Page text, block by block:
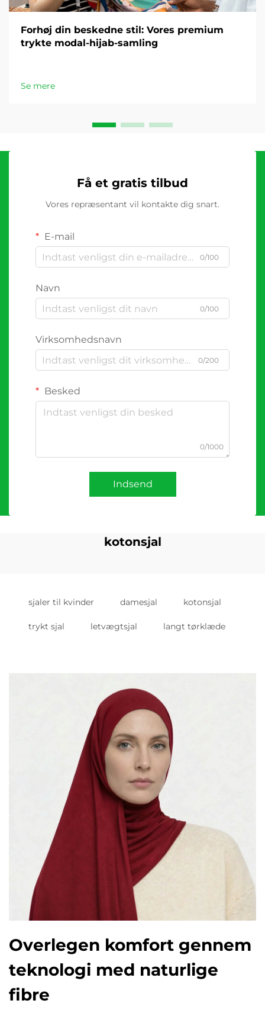
Forhøj din beskedne stil: Vores premium
trykte modal-hijab-samling
Se mere
Få et gratis tilbud
Vores repræsentant vil kontakte dig snart.
E-mail
0/100
Navn
0/100
Virksomhedsnavn
0/200
Besked
0/1000
Indsend
kotonsjal
sjaler til kvinder damesjal kotonsjal
trykt sjal letvægtsjal langt tørklæde
Overlegen komfort gennem
teknologi med naturlige
fibre